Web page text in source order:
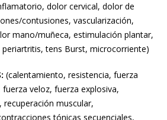
dolor cervical, dolor de
contusiones, vascularización,
mano/muñeca, estimulación plantar,
tens Burst, microcorriente)
(calentamiento, resistencia, fuerza
veloz, fuerza explosiva,
muscular,
tónicas secuenciales,